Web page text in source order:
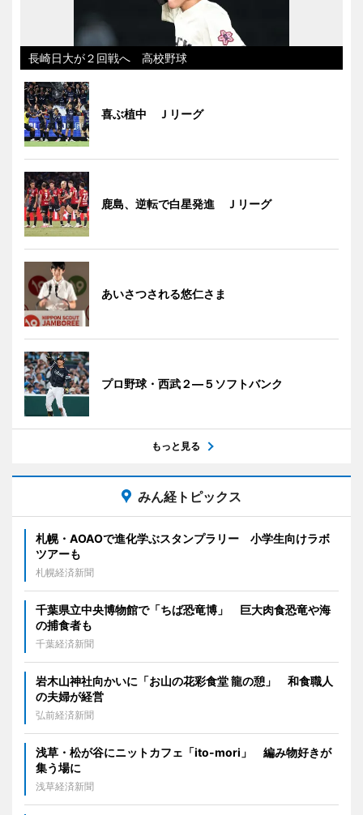
長崎日大が２回戦へ 高校野球
喜ぶ植中 Ｊリーグ
鹿島、逆転で白星発進 Ｊリーグ
あいさつされる悠仁さま
プロ野球・西武２―５ソフトバンク
もっと見る
みん経トピックス
札幌・AOAOで進化学ぶスタンプラリー 小学生向けラボ
ツアーも
札幌経済新聞
千葉県立中央博物館で「ちば恐竜博」 巨大肉食恐竜や海
の捕食者も
千葉経済新聞
岩木山神社向かいに「お山の花彩食堂 龍の憩」 和食職人
の夫婦が経営
弘前経済新聞
浅草・松が谷にニットカフェ「ito-mori」 編み物好きが
集う場に
浅草経済新聞